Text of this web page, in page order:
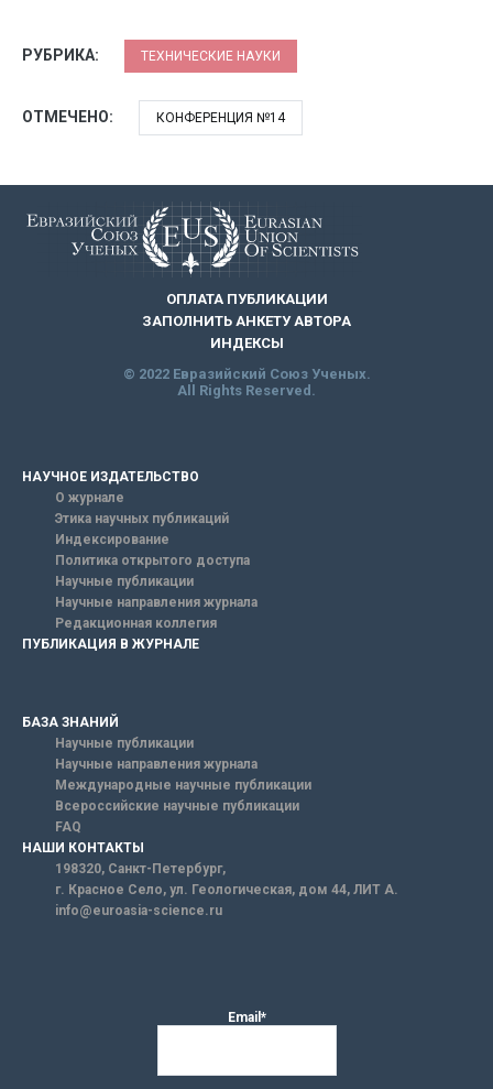
РУБРИКА: ТЕХНИЧЕСКИЕ НАУКИ
ОТМЕЧЕНО: КОНФЕРЕНЦИЯ №14
ОПЛАТА ПУБЛИКАЦИИ
ЗАПОЛНИТЬ АНКЕТУ АВТОРА
ИНДЕКСЫ
© 2022 Евразийский Союз Ученых.
All Rights Reserved.
НАУЧНОЕ ИЗДАТЕЛЬСТВО
О журнале
Этика научных публикаций
Индексирование
Политика открытого доступа
Научные публикации
Научные направления журнала
Редакционная коллегия
ПУБЛИКАЦИЯ В ЖУРНАЛЕ
БАЗА ЗНАНИЙ
Научные публикации
Научные направления журнала
Международные научные публикации
Всероссийские научные публикации
FAQ
НАШИ КОНТАКТЫ
198320, Санкт-Петербург,
г. Красное Село, ул. Геологическая, дом 44, ЛИТ А.
info@euroasia-science.ru
Email*